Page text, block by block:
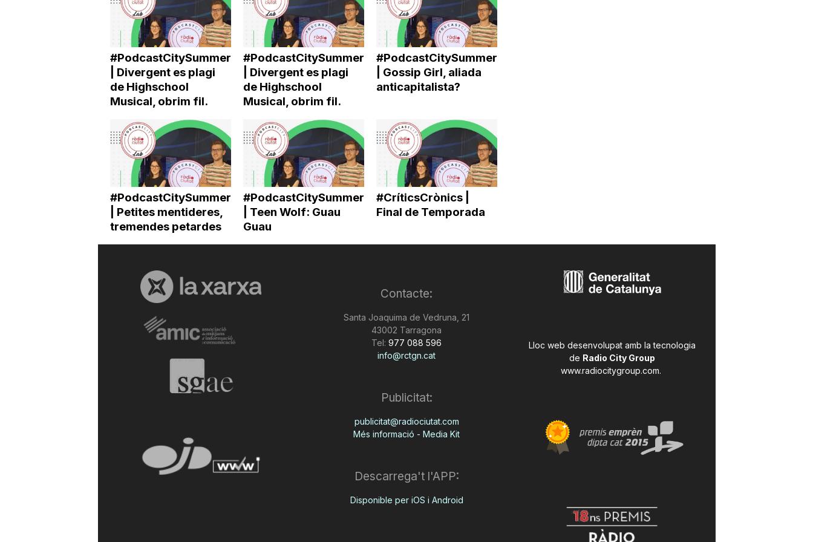
a
#PodcastCitySummer
| Divergent es plagi
de Highschool
Musical, obrim fil.
#PodcastCitySummer
| Divergent es plagi
de Highschool
Musical, obrim fil.
#PodcastCitySummer
| Gossip Girl, aliada
anticapitalista?
#PodcastCitySummer
| Petites mentideres,
tremendes petardes
#PodcastCitySummer
| Teen Wolf: Guau
Guau
#CríticsCrònics |
Final de Temporada
Contacte:
Santa Joaquima de Vedruna, 21
43002 Tarragona
Tel: 977 088 596
info@rctgn.cat
Publicitat:
publicitat@radiociutat.com
Més informació - Media Kit
Descarrega't l'APP:
Disponible per iOS i Android
Lloc web desenvolupat amb la tecnologia
de Radio City Group
www.radiocitygroup.com.